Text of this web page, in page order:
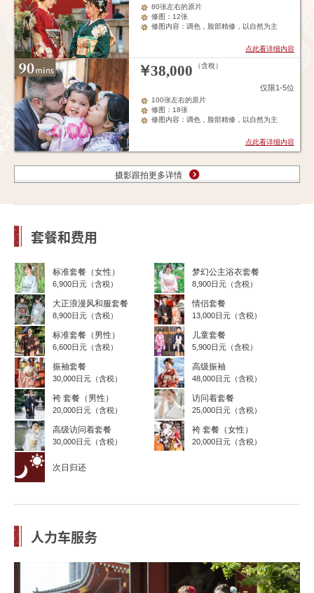
80张左右的原片
修图：12张
修图内容：调色，脸部精修，以自然为主
点此看详细内容
￥38,000 （含稅）
仅限1-5位
100张左右的原片
修图：18张
修图内容：调色，脸部精修，以自然为主
点此看详细内容
摄影跟拍更多详情
套餐和费用
标准套餐（女性）
6,900日元（含税）
梦幻公主浴衣套餐
8,900日元（含税）
大正浪漫风和服套餐
8,900日元（含税）
情侣套餐
13,000日元（含税）
标准套餐（男性）
6,600日元（含税）
儿童套餐
5,900日元（含税）
振袖套餐
30,000日元（含税）
高级振袖
48,000日元（含税）
袴 套餐（男性）
20,000日元（含税）
访问着套餐
25,000日元（含税）
高级访问着套餐
30,000日元（含税）
袴 套餐（女性）
20,000日元（含税）
次日归还
人力车服务